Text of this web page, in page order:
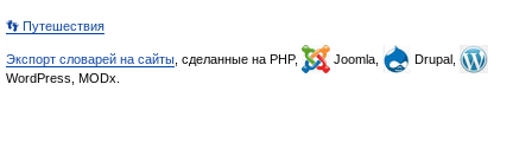
👣 Путешествия
Экспорт словарей на сайты , сделанные на PHP, Joomla,
Drupal,
WordPress, MODx.